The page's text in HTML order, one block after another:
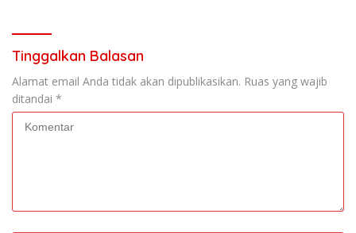
Tinggalkan Balasan
Alamat email Anda tidak akan dipublikasikan. Ruas yang wajib
ditandai *